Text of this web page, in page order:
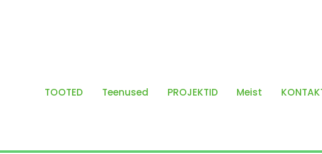
TOOTED Teenused PROJEKTID Meist